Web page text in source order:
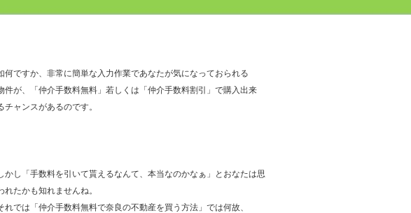
何ですか、非常に簡単な入力作業であなたが気になっておられる
件が、「仲介手数料無料」若しくは「仲介手数料割引」で購入出来
チャンスがあるのです。
かし「手数料を引いて貰えるなんて、本当なのかなぁ」とおなたは思
れたかも知れませんね。
れでは「仲介手数料無料で奈良の不動産を買う方法」では何故、